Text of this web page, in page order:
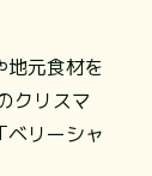
地元食材を
クリスマ
ベリーシャ